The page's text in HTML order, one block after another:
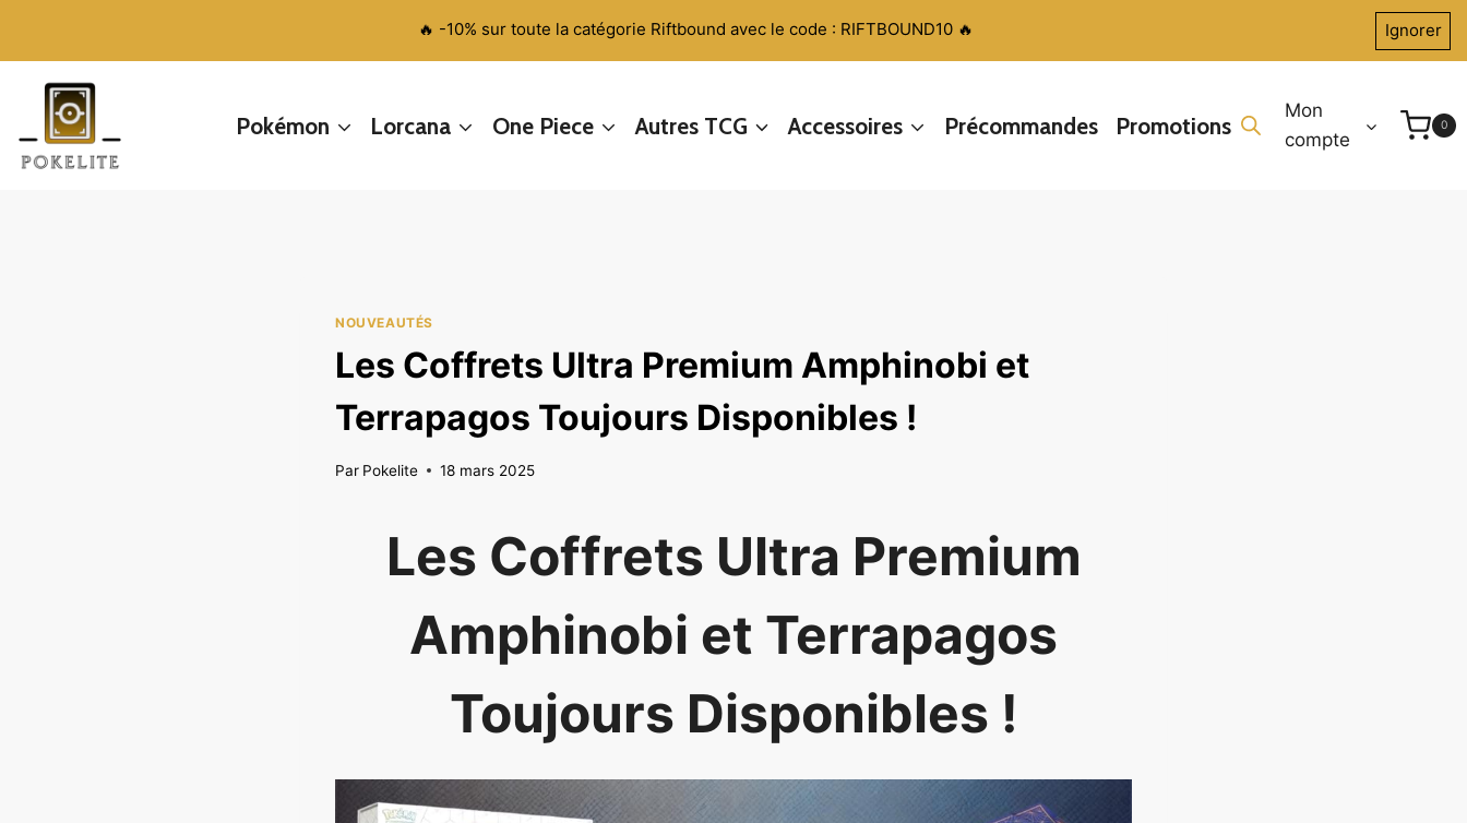
🔥 -10% sur toute la catégorie Riftbound avec le code : RIFTBOUND10 🔥 Ignorer
Pokémon Lorcana One Piece Autres TCG Accessoires Précommandes Promotions
Mon
compte
0
NOUVEAUTÉS
Les Coffrets Ultra Premium Amphinobi et
Terrapagos Toujours Disponibles !
Par Pokelite 18 mars 2025
Les Coffrets Ultra Premium
Amphinobi et Terrapagos
Toujours Disponibles !